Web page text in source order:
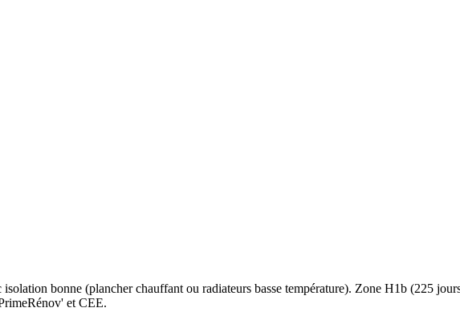
isolation bonne (plancher chauffant ou radiateurs basse température). Zone H1b (225
et CEE.